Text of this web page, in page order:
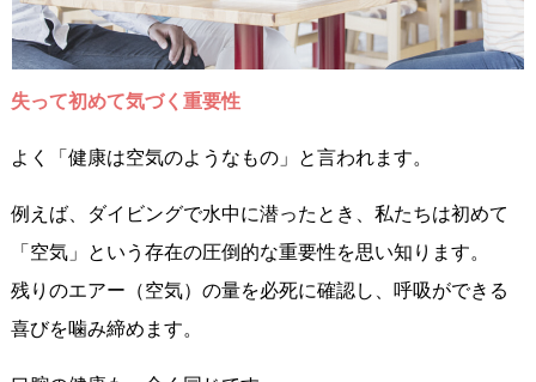
失って初めて気づく重要性
よく「健康は空気のようなもの」と言われます。
例えば、ダイビングで水中に潜ったとき、私たちは初めて
「空気」という存在の圧倒的な重要性を思い知ります。
残りのエアー（空気）の量を必死に確認し、呼吸ができる
喜びを噛み締めます。